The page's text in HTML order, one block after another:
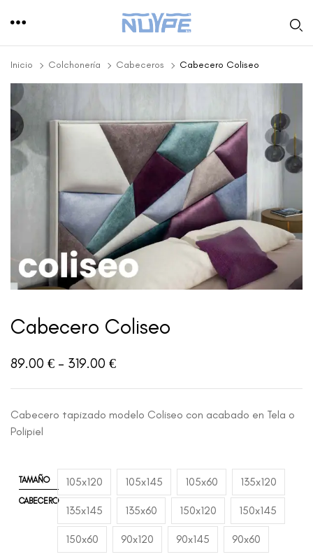
Inicio Colchonería Cabeceros Cabecero Coliseo
Cabecero Coliseo
89.00 € - 319.00 €
Cabecero tapizado modelo Coliseo con acabado en Tela o
Polipiel
TAMAÑO
CABECERO
105x120 105x145 105x60 135x120
135x145 135x60 150x120 150x145
150x60 90x120 90x145 90x60